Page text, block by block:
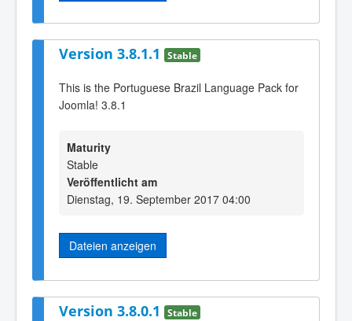
Version 3.8.1.1 Stable
This is the Portuguese Brazil Language Pack for
Joomla! 3.8.1
Maturity
Stable
Veröffentlicht am
Dienstag, 19. September 2017 04:00
Dateien anzeigen
Version 3.8.0.1 Stable